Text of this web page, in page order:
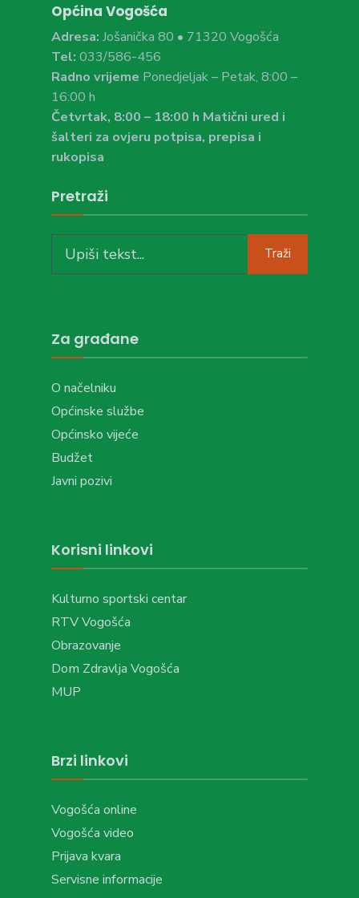
Općina Vogošća
Adresa: Jošanička 80 • 71320 Vogošća
Tel: 033/586-456
Radno vrijeme Ponedjeljak – Petak, 8:00 –
16:00 h
Četvrtak, 8:00 – 18:00 h Matični ured i
šalteri za ovjeru potpisa, prepisa i
rukopisa
Pretraži
for:
Traži
Za građane
O načelniku
Općinske službe
Općinsko vijeće
Budžet
Javni pozivi
Korisni linkovi
Kulturno sportski centar
RTV Vogošća
Obrazovanje
Dom Zdravlja Vogošća
MUP
Brzi linkovi
Vogošća online
Vogošća video
Prijava kvara
Servisne informacije